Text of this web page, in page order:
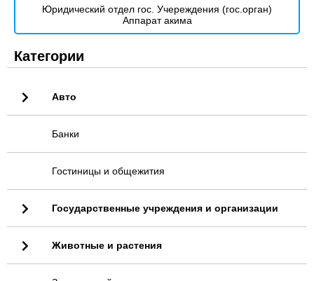
Юридический отдел гос. Учереждения (гос.орган)
Аппарат акима
Категории
Авто
Банки
Гостиницы и общежития
Государственные учреждения и организации
Животные и растения